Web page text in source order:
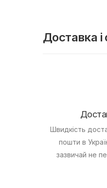
Доставка і
Швидкість
пошти в
зазвичай не